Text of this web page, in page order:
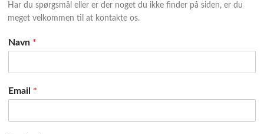
Har du spørgsmål eller er der noget du ikke finder på siden, er du
meget velkommen til at kontakte os.
Navn *
Email *